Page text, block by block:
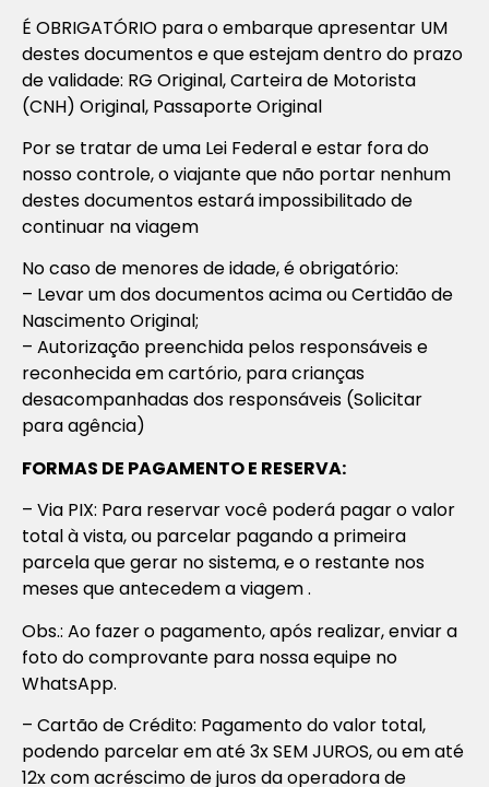
É OBRIGATÓRIO para o embarque apresentar UM
destes documentos e que estejam dentro do prazo
de validade: RG Original, Carteira de Motorista
(CNH) Original, Passaporte Original
Por se tratar de uma Lei Federal e estar fora do
nosso controle, o viajante que não portar nenhum
destes documentos estará impossibilitado de
continuar na viagem
No caso de menores de idade, é obrigatório:
– Levar um dos documentos acima ou Certidão de
Nascimento Original;
– Autorização preenchida pelos responsáveis e
reconhecida em cartório, para crianças
desacompanhadas dos responsáveis (Solicitar
para agência)
FORMAS DE PAGAMENTO E RESERVA:
– Via PIX: Para reservar você poderá pagar o valor
total à vista, ou parcelar pagando a primeira
parcela que gerar no sistema, e o restante nos
meses que antecedem a viagem .
Obs.: Ao fazer o pagamento, após realizar, enviar a
foto do comprovante para nossa equipe no
WhatsApp.
– Cartão de Crédito: Pagamento do valor total,
podendo parcelar em até 3x SEM JUROS, ou em até
12x com acréscimo de juros da operadora de